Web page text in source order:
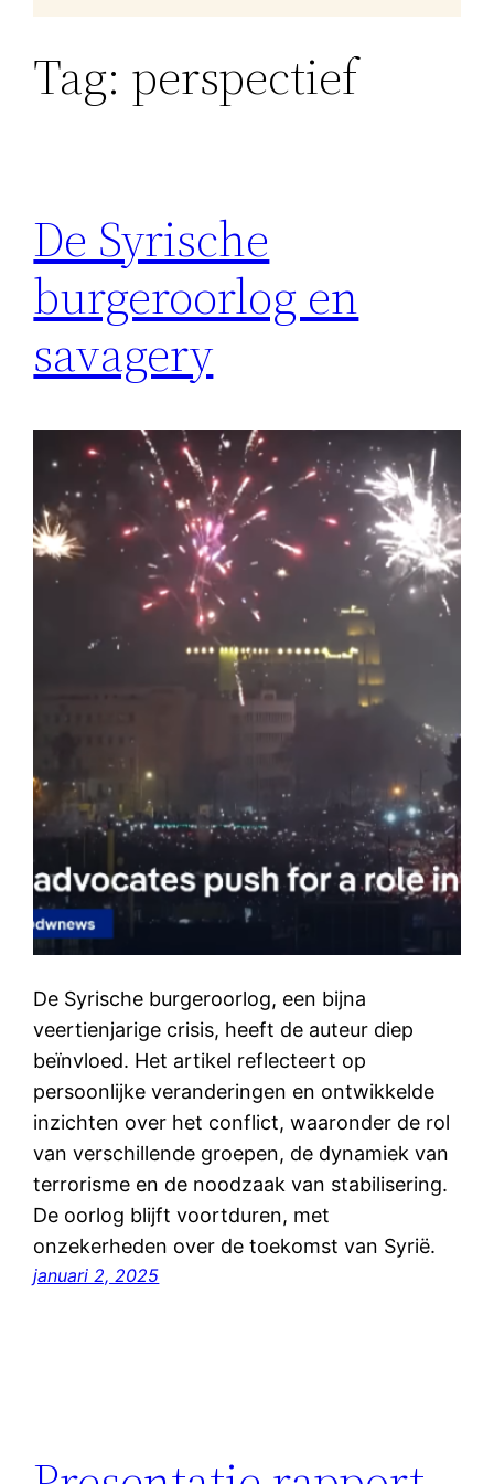
Tag: perspectief
De Syrische
burgeroorlog en
savagery
De Syrische burgeroorlog, een bijna
veertienjarige crisis, heeft de auteur diep
beïnvloed. Het artikel reflecteert op
persoonlijke veranderingen en ontwikkelde
inzichten over het conflict, waaronder de rol
van verschillende groepen, de dynamiek van
terrorisme en de noodzaak van stabilisering.
De oorlog blijft voortduren, met
onzekerheden over de toekomst van Syrië.
januari 2, 2025